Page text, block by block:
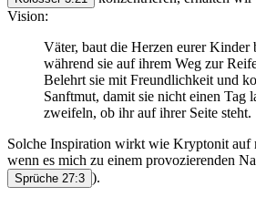
Vision:
Väter, baut die Herzen eurer Kinder
während sie auf ihrem Weg zur
Belehrt sie mit Freundlichkeit und
Sanftmut, damit sie nicht einen Tag
zweifeln, ob ihr auf ihrer Seite steht.
Solche Inspiration wirkt wie Kryptonit auf
wenn es mich zu einem provozierenden
Sprüche 27:3 ).